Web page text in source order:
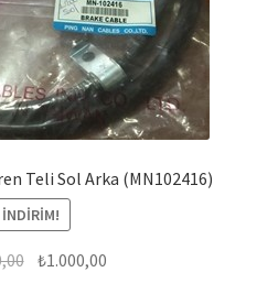
Teli Sol Arka (MN102416)
İNDIRIM!
Orijinal
₺1.000,00